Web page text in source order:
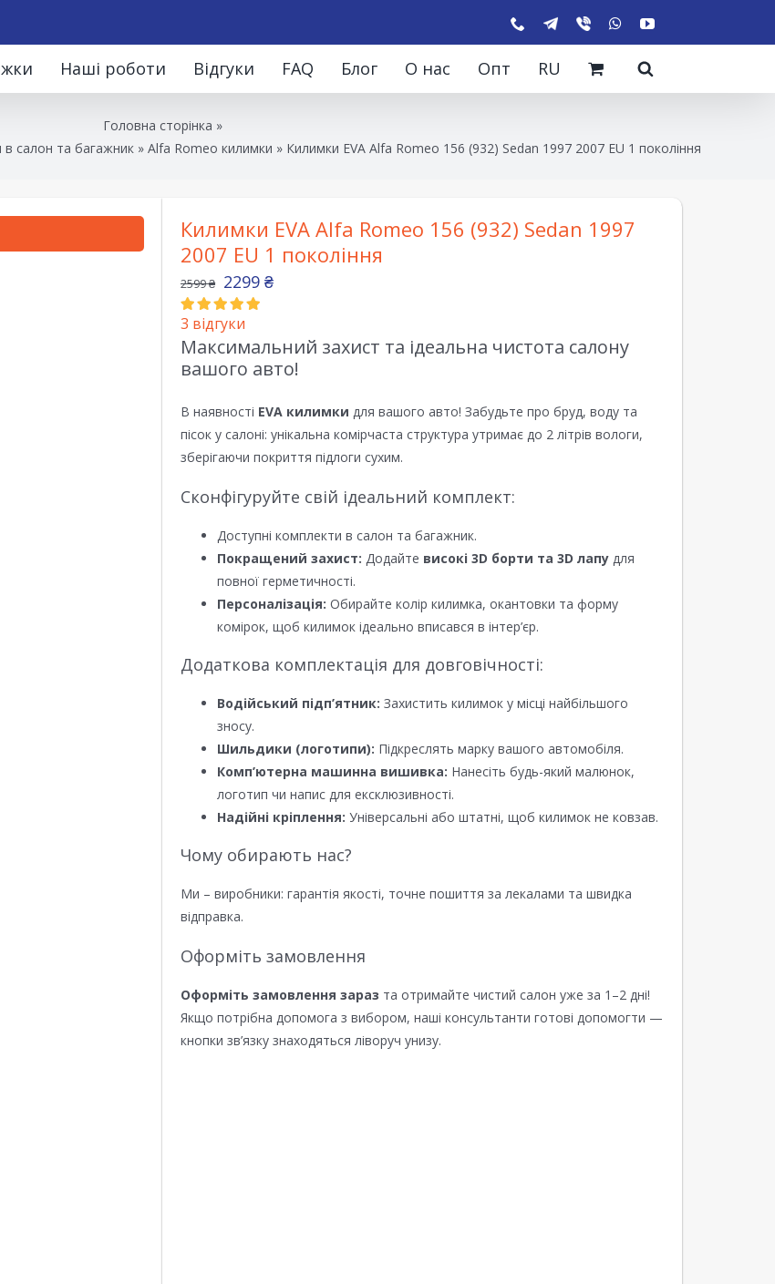
Наші роботи Відгуки FAQ Блог О нас Опт RU
Головна сторінка »
в салон та багажник » Alfa Romeo килимки » Килимки EVA Alfa Romeo 156 (932) Sedan 1997 2007 EU 1 покоління
Килимки EVA Alfa Romeo 156 (932) Sedan 1997
2007 EU 1 покоління
2599₴ 2299 ₴
3 відгуки
Максимальний захист та ідеальна чистота салону
вашого авто!
В наявності EVA килимки для вашого авто! Забудьте про бруд, воду та
пісок у салоні: унікальна комірчаста структура утримає до 2 літрів вологи,
зберігаючи покриття підлоги сухим.
Сконфігуруйте свій ідеальний комплект:
Доступні комплекти в салон та багажник.
Покращений захист: Додайте високі 3D борти та 3D лапу для
повної герметичності.
Персоналізація: Обирайте колір килимка, окантовки та форму
комірок, щоб килимок ідеально вписався в інтер’єр.
Додаткова комплектація для довговічності:
Водійський підп’ятник: Захистить килимок у місці найбільшого
зносу.
Шильдики (логотипи): Підкреслять марку вашого автомобіля.
Комп’ютерна машинна вишивка: Нанесіть будь-який малюнок,
логотип чи напис для ексклюзивності.
Надійні кріплення: Універсальні або штатні, щоб килимок не ковзав.
Чому обирають нас?
Ми – виробники: гарантія якості, точне пошиття за лекалами та швидка
відправка.
Оформіть замовлення
Оформіть замовлення зараз та отримайте чистий салон уже за 1–2 дні!
Якщо потрібна допомога з вибором, наші консультанти готові допомогти —
кнопки зв’язку знаходяться ліворуч унизу.